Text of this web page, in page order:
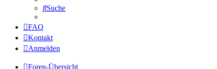
Suche
FAQ
Kontakt
Anmelden
Foren-Übersicht